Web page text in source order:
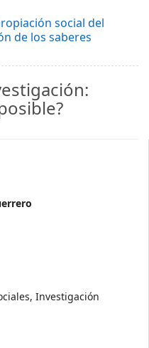
social del
de los saberes
Investigación